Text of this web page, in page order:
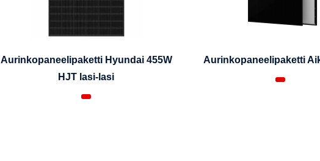
Aurinkopaneelipaketti Hyundai 455W
HJT lasi-lasi
Aurinkopaneelipaketti